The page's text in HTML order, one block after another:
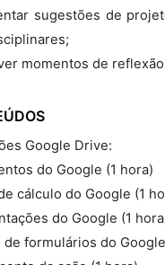
sugestões de
momentos de
Google Drive:
do Google (1 hora)
cálculo do Google (1
do Google (1
de formulários do